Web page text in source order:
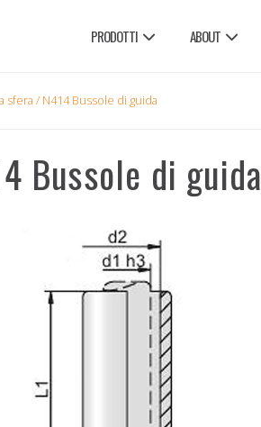
PRODOTTI ABOUT
sfera / N414 Bussole di guida
Bussole di guida